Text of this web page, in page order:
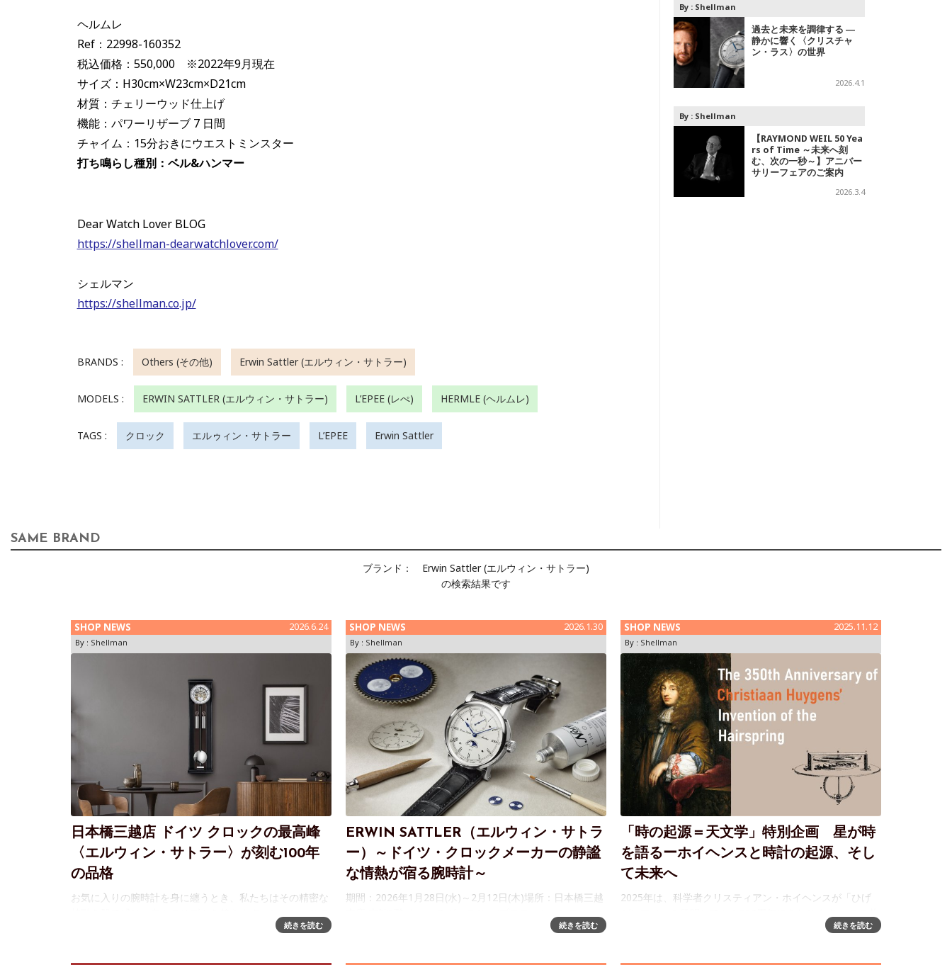
ヘルムレ
Ref：22998-160352
税込価格：550,000 ※2022年9月現在
サイズ：H30cm×W23cm×D21cm
材質：チェリーウッド仕上げ
機能：パワーリザーブ 7 日間
チャイム：15分おきにウエストミンスター
打ち鳴らし種別：ベル&ハンマー
Dear Watch Lover BLOG
https://shellman-dearwatchlover.com/
シェルマン
https://shellman.co.jp/
BRANDS : Others (その他) Erwin Sattler (エルウィン・サトラー)
MODELS : ERWIN SATTLER (エルウィン・サトラー) L’EPEE (レぺ) HERMLE (ヘルムレ)
TAGS : クロック エルゥィン・サトラー L’EPEE Erwin Sattler
By : Shellman
過去と未来を調律する ―
静かに響く〈クリスチャ
ン・ラス〉の世界
2026.4.1
By : Shellman
【RAYMOND WEIL 50 Yea
rs of Time ～未来へ刻
む、次の一秒～】アニバー
サリーフェアのご案内
2026.3.4
SAME BRAND
ブランド：
Erwin Sattler (エルウィン・サトラー)
の検索結果です
SHOP NEWS 2026.6.24
By : Shellman
日本橋三越店 ドイツ クロックの最高峰
〈エルウィン・サトラー〉が刻む100年
の品格
お気に入りの腕時計を身に纏うとき、私たちはその精密な
情熱の視点を「生活空間そのもの」へと広げたとき、住ま
続きを読む
SHOP NEWS 2026.1.30
By : Shellman
ERWIN SATTLER（エルウィン・サトラ
ー）～ドイツ・クロックメーカーの静謐
な情熱が宿る腕時計～
期間：2026年1月28日(水)～2月12日(木)場所：日本橋三越
ス シェルマン日本橋三越店では、ドイツのクロック・マ
続きを読む
SHOP NEWS 2025.11.12
By : Shellman
「時の起源＝天文学」特別企画 星が時
を語るーホイヘンスと時計の起源、そし
て未来へ
2025年は、科学者クリスティアン・ホイヘンスが「ひげ
新的な発明は、振り子時計と並び「精密な機械式時計の基
続きを読む